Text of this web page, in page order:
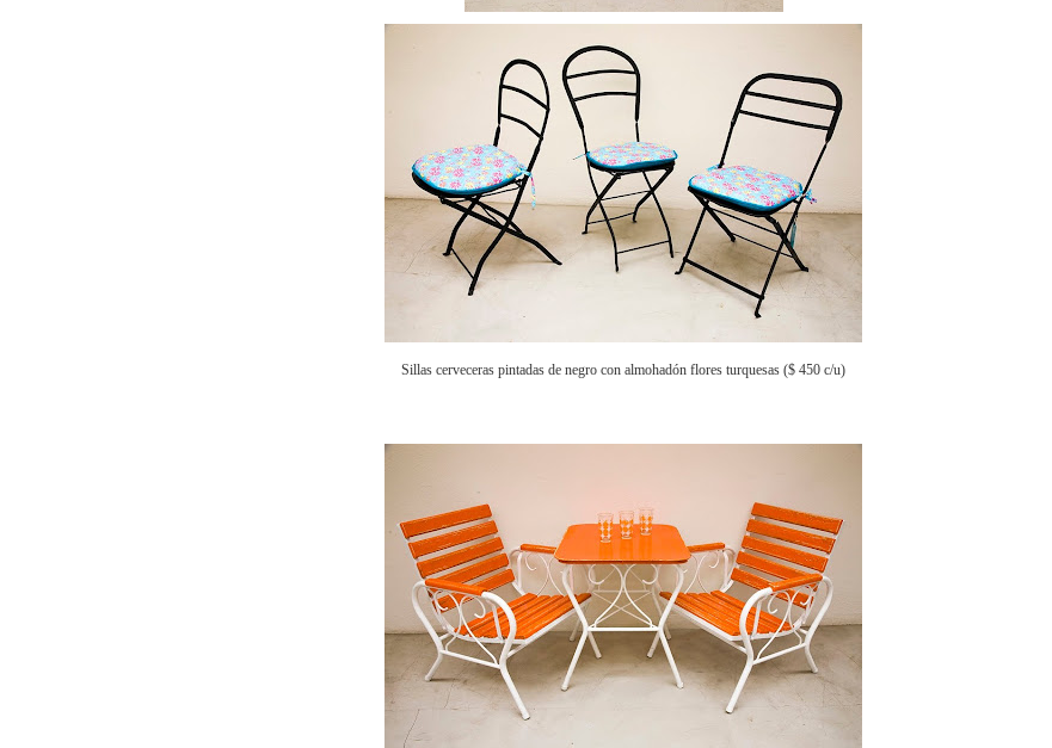
Sillas cerveceras pintadas de negro con almohadón flores turquesas ($ 450 c/u)